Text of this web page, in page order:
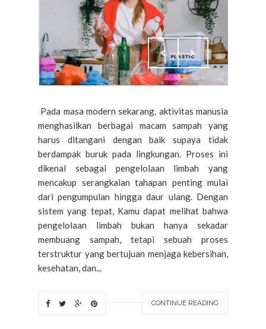
Pada masa modern sekarang, aktivitas manusia
menghasilkan berbagai macam sampah yang
harus ditangani dengan baik supaya tidak
berdampak buruk pada lingkungan. Proses ini
dikenal sebagai pengelolaan limbah yang
mencakup serangkaian tahapan penting mulai
dari pengumpulan hingga daur ulang. Dengan
sistem yang tepat, Kamu dapat melihat bahwa
pengelolaan limbah bukan hanya sekadar
membuang sampah, tetapi sebuah proses
terstruktur yang bertujuan menjaga kebersihan,
kesehatan, dan...
CONTINUE READING